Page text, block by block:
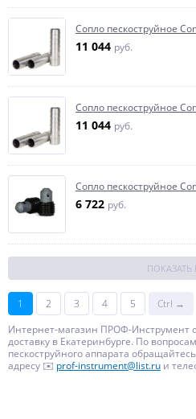
Сопло пескоструйное
11 044 руб.
Сопло пескоструйное
11 044 руб.
Сопло пескоструйное
6 722 руб.
ПОКАЗАТЬ
1 2 3 4 5
Ctrl →
Интернет-магазин ПРОФ-Инструмент
доставку в Екатеринбурге. По
пескоструйного аппарата
адресу ✉️ prof-instrument@list.ru и